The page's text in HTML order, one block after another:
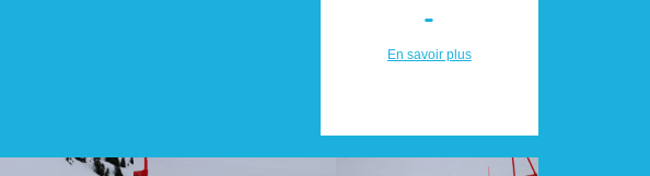
-
En savoir plus